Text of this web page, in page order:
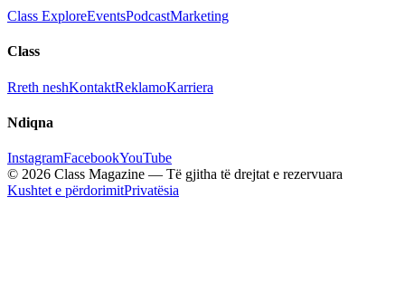
Class ExploreEventsPodcastMarketing
Class
Rreth neshKontaktReklamoKarriera
Ndiqna
InstagramFacebookYouTube
© 2026 Class Magazine — Të gjitha të drejtat e rezervuara
Kushtet e përdorimitPrivatësia